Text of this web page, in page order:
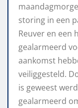
storing in een
Reuver en een
gealarmeerd
aankomst
veiliggesteld.
is geweest
gealarmeerd